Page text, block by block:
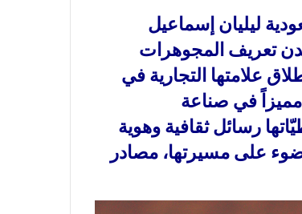
ليليان إسماعيل
تعريف المجوهرات
علامتها التجارية في
مميزاً في صناعة
رسائل ثقافية وهوية
على مسيرتها، مصادر